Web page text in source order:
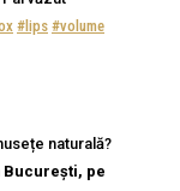
#lips #volume
naturală?
București, pe